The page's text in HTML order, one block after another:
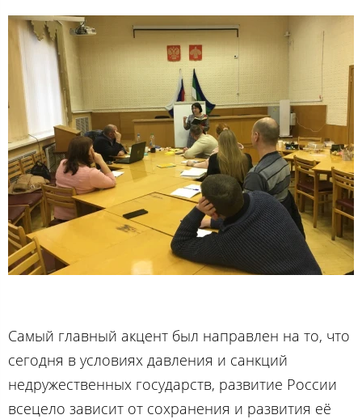
Самый главный акцент был направлен на то, что
сегодня в условиях давления и санкций
недружественных государств, развитие России
всецело зависит от сохранения и развития её